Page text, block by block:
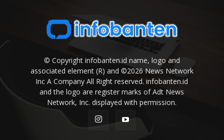
© Copyright infobanten.id name, logo and
associated element (R) and ©2026 News Network
Inc A Company All Right reserved. infobanten.id
and the logo are register marks of Adt News
Network, Inc. displayed with permission.